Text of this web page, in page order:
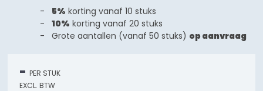
5% korting vanaf 10 stuks
10% korting vanaf 20 stuks
Grote aantallen (vanaf 50 stuks) op aanvraag
- PER STUK
EXCL. BTW